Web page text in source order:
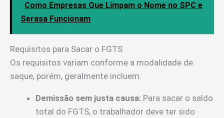
Como Empresas Que Limpam o Nome no SPC e
Serasa Funcionam
Requisitos para Sacar o FGTS
Os requisitos variam conforme a modalidade de
saque, porém, geralmente incluem:
Demissão sem justa causa: Para sacar o saldo
total do FGTS, o trabalhador deve ter sido